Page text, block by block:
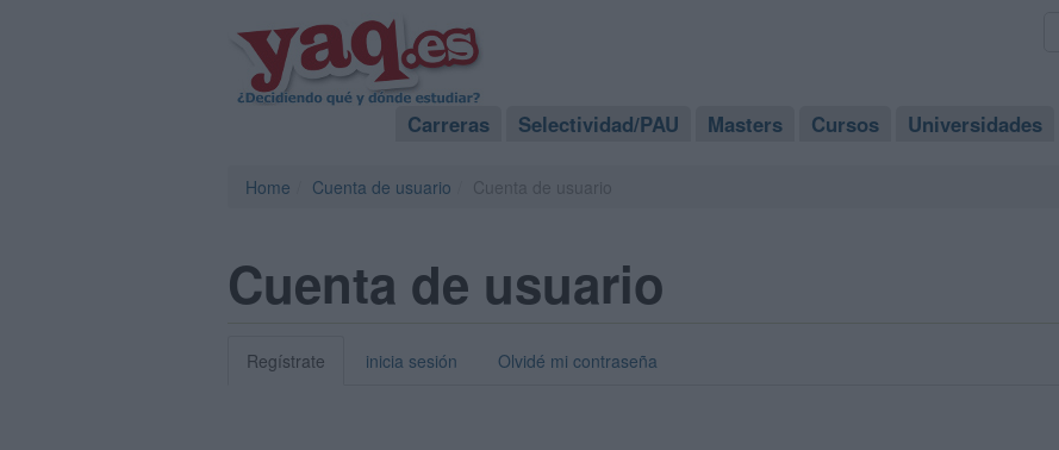
Carreras Selectividad/PAU Masters Cursos Universidades
Home Cuenta de usuario
Cuenta de usuario
Regístrate inicia sesión Olvidé mi contraseña